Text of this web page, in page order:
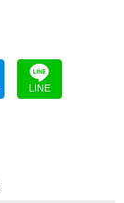
LINE